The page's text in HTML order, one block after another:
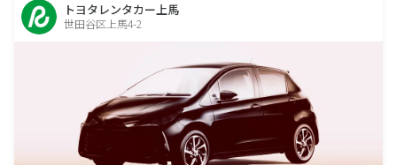
トヨタレンタカー上馬
世田谷区上馬4-2